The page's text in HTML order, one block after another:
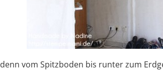
denn vom Spitzboden bis runter zum